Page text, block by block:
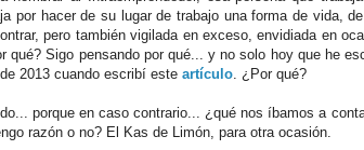
por hacer de su lugar de trabajo una forma de vida,
pero también vigilada en exceso, envidiada en
qué? Sigo pensando por qué... y no solo hoy que he
2013 cuando escribí este artículo . ¿Por qué?
porque en caso contrario... ¿qué nos íbamos a
razón o no? El Kas de Limón, para otra ocasión.